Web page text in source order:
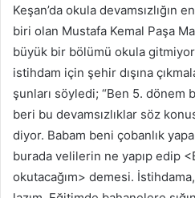
Keşan’da okula devamsızlığın
biri olan Mustafa Kemal Paşa
büyük bir bölümü okula
istihdam için şehir dışına
şunları söyledi; “Ben 5. dönem
beri bu devamsızlıklar söz
diyor. Babam beni çobanlık
burada velilerin ne yapıp edip
okutacağım> demesi.